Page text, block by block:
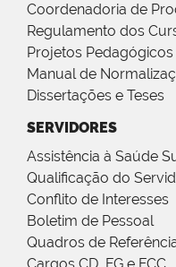
Coordenadoria de
Regulamento dos
Projetos
Manual de
Dissertações e Teses
SERVIDORES
Assistência à Saúde
Qualificação do
Conflito de Interesses
Boletim de Pessoal
Quadros de